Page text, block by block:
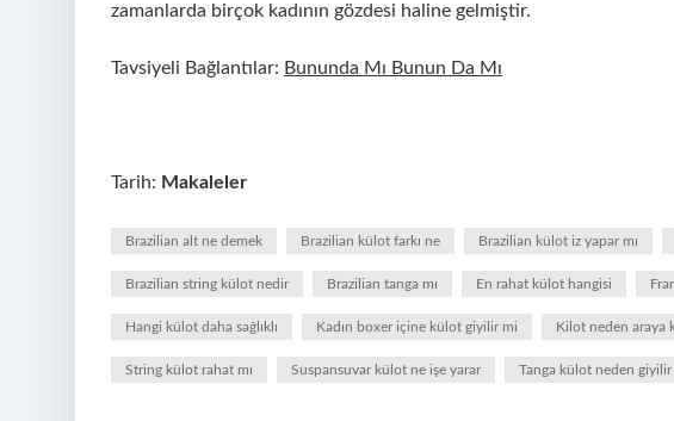
zamanlarda birçok kadının gözdesi haline gelmiştir.
Tavsiyeli Bağlantılar: Bununda Mı Bunun Da Mı
Tarih: Makaleler
Brazilian alt ne demek Brazilian külot farkı ne Brazilian külot iz yapar mı
Brazilian string külot nedir Brazilian tanga mı En rahat külot hangisi
Hangi külot daha sağlıklı Kadın boxer içine külot giyilir mi Kilot neden araya
String külot rahat mı Suspansuvar külot ne işe yarar Tanga külot neden giyilir